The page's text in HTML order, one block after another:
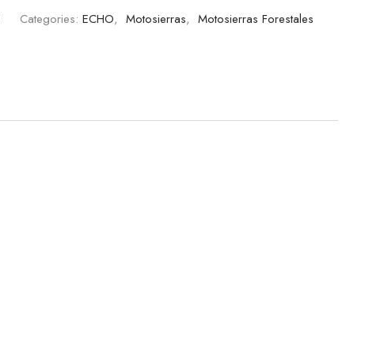
Categories: ECHO, Motosierras, Motosierras Forestales